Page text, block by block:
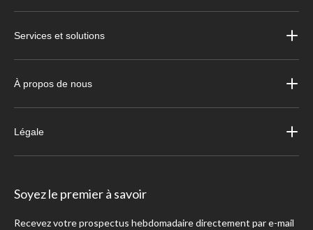
Services et solutions
À propos de nous
Légale
Soyez le premier à savoir
Recevez votre prospectus hebdomadaire directement par e-mail